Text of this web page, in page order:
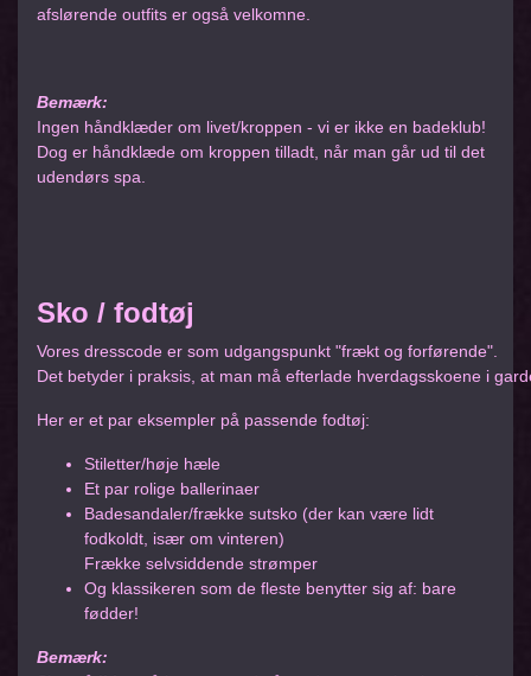
afslørende outfits er også velkomne.
Bemærk:
Ingen håndklæder om livet/kroppen - vi er ikke en badeklub!
Dog er håndklæde om kroppen tilladt, når man går ud til det
udendørs spa.
Sko / fodtøj
Vores dresscode er som udgangspunkt "frækt og forførende".
Det betyder i praksis, at man må efterlade hverdagsskoene i
Her er et par eksempler på passende fodtøj:
Stiletter/høje hæle
Et par rolige ballerinaer
Badesandaler/frække sutsko (der kan være lidt
fodkoldt, især om vinteren)
Frække selvsiddende strømper
Og klassikeren som de fleste benytter sig af: bare
fødder!
Bemærk: